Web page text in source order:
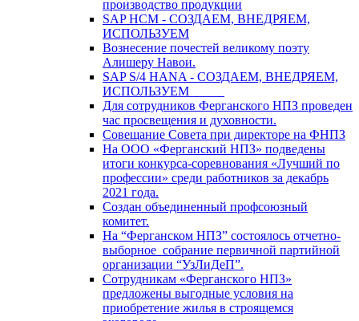
производство продукции
SAP HCM - СОЗДАЕМ, ВНЕДРЯЕМ,
ИСПОЛЬЗУЕМ
Вознесение почестей великому поэту
Алишеру Навои.
SAP S/4 HANA - СОЗДАЕМ, ВНЕДРЯЕМ,
ИСПОЛЬЗУЕМ
Для сотрудников Ферганского НПЗ проведен
час просвещения и духовности.
Совещание Совета при директоре на ФНПЗ
На ООО «Ферганский НПЗ» подведены
итоги конкурса-соревнования «Лучший по
профессии» среди работников за декабрь
2021 года.
Создан объединенный профсоюзный
комитет.
На “Ферганском НПЗ” состоялось отчетно-
выборное собрание первичной партийной
организации “УзЛиДеП”.
Сотрудникам «Ферганского НПЗ»
предложены выгодные условия на
приобретение жилья в строящемся